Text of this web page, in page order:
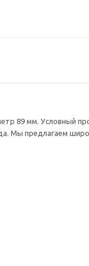
89 мм. Условный
Мы предлагаем